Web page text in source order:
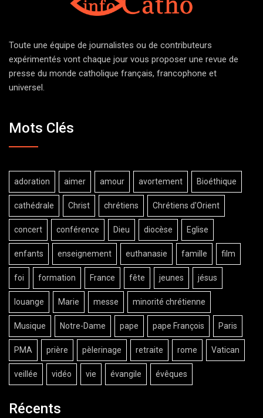
Toute une équipe de journalistes ou de contributeurs
expérimentés vont chaque jour vous proposer une revue de
presse du monde catholique français, francophone et
universel.
Mots Clés
adoration aimer amour avortement Bioéthique
cathédrale Christ chrétiens Chrétiens d'Orient
concert conférence Dieu diocèse Eglise
enfants enseignement euthanasie famille film
foi formation France fête jeunes jésus
louange Marie messe minorité chrétienne
Musique Notre-Dame pape pape François Paris
PMA prière pèlerinage retraite rome Vatican
veillée vidéo vie évangile évêques
Récents